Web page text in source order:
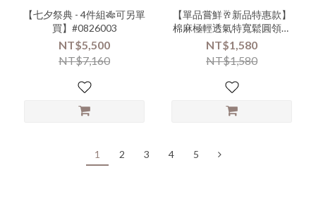
【七夕祭典 - 4件組🎋可另單
買】#0826003
NT$5,500
NT$7,160
【單品嘗鮮🥂新品特惠款】
棉麻極輕透氣特寬鬆圓領下
擺不規則上衣 #0826002
NT$1,580
NT$1,580
1 2 3 4 5